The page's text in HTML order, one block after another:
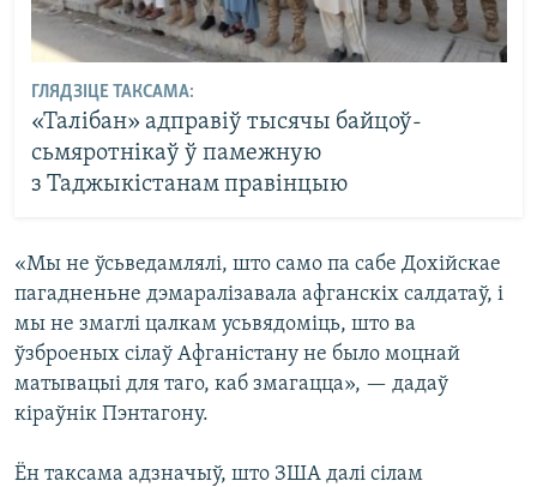
ГЛЯДЗІЦЕ ТАКСАМА:
«Талібан» адправіў тысячы байцоў-
сьмяротнікаў ў памежную
з Таджыкістанам правінцыю
«Мы не ўсьведамлялі, што само па сабе Дохійскае
пагадненьне дэмаралізавала афганскіх салдатаў, і
мы не змаглі цалкам усьвядоміць, што ва
ўзброеных сілаў Афганістану не было моцнай
матывацыі для таго, каб змагацца», — дадаў
кіраўнік Пэнтагону.
Ён таксама адзначыў, што ЗША далі сілам